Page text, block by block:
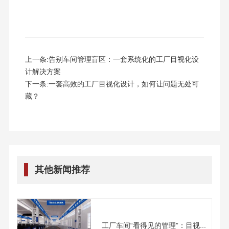
上一条:告别车间管理盲区：一套系统化的工厂目视化设
计解决方案
下一条:​一套高效的工厂目视化设计，如何让问题无处可
藏？
其他新闻推荐
工厂车间“看得见的管理”：目视...